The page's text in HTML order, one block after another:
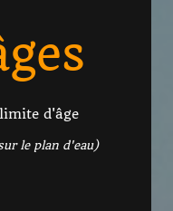
d'âge
le plan d'eau)